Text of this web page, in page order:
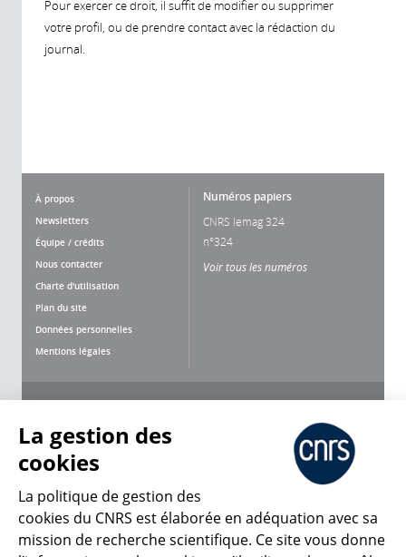
Pour exercer ce droit, il suffit de modifier ou supprimer
votre profil, ou de prendre contact avec la rédaction du
journal.
À propos
Newsletters
Équipe / crédits
Nous contacter
Charte d'utilisation
Plan du site
Données personnelles
Mentions légales
Numéros papiers
CNRS lemag 324
n°324
Voir tous les numéros
CNRS Le Mag
La gestion des
cookies
La politique de gestion des
cookies du CNRS est élaborée en adéquation avec sa
mission de recherche scientifique. Ce site vous donne